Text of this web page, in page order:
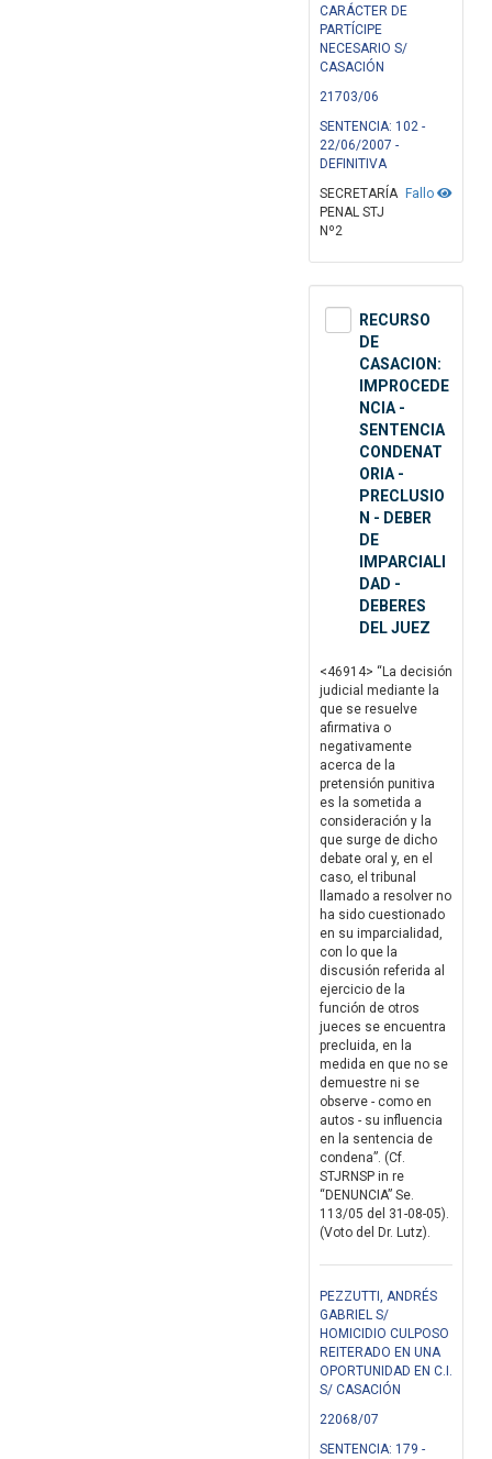
CARÁCTER DE
PARTÍCIPE
NECESARIO S/
CASACIÓN
21703/06
SENTENCIA: 102 -
22/06/2007 -
DEFINITIVA
Fallo
SECRETARÍA
PENAL STJ
Nº2
RECURSO
DE
CASACION:
IMPROCEDE
NCIA -
SENTENCIA
CONDENAT
ORIA -
PRECLUSIO
N - DEBER
DE
IMPARCIALI
DAD -
DEBERES
DEL JUEZ
<46914> “La decisión
judicial mediante la
que se resuelve
afirmativa o
negativamente
acerca de la
pretensión punitiva
es la sometida a
consideración y la
que surge de dicho
debate oral y, en el
caso, el tribunal
llamado a resolver no
ha sido cuestionado
en su imparcialidad,
con lo que la
discusión referida al
ejercicio de la
función de otros
jueces se encuentra
precluida, en la
medida en que no se
demuestre ni se
observe - como en
autos - su influencia
en la sentencia de
condena”. (Cf.
STJRNSP in re
“DENUNCIA” Se.
113/05 del 31-08-05).
(Voto del Dr. Lutz).
PEZZUTTI, ANDRÉS
GABRIEL S/
HOMICIDIO CULPOSO
REITERADO EN UNA
OPORTUNIDAD EN C.I.
S/ CASACIÓN
22068/07
SENTENCIA: 179 -